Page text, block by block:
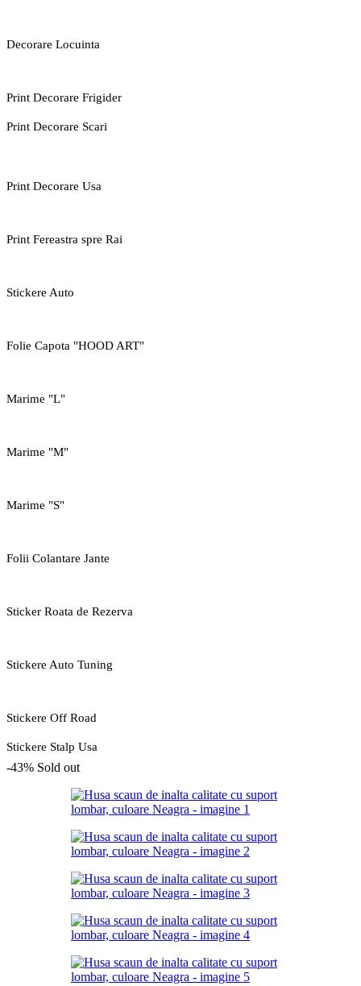
Decorare Locuinta
Print Decorare Frigider
Print Decorare Scari
Print Decorare Usa
Print Fereastra spre Rai
Stickere Auto
Folie Capota "HOOD ART"
Marime "L"
Marime "M"
Marime "S"
Folii Colantare Jante
Sticker Roata de Rezerva
Stickere Auto Tuning
Stickere Off Road
Stickere Stalp Usa
-43% Sold out